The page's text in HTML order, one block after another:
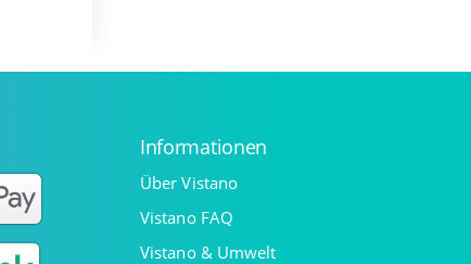
Informationen
Über Vistano
Vistano FAQ
Vistano & Umwelt